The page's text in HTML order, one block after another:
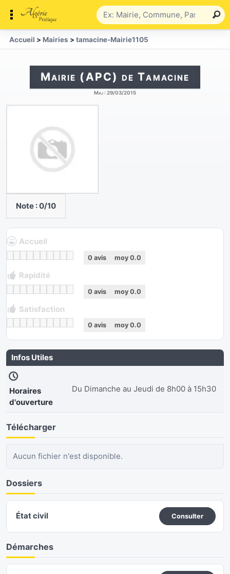
Accueil > Mairies > tamacine-Mairie1105
Mairie (APC) de Tamacine
Maj : 29/03/2015
Note :0/10
Accueil
0 avis moy 0.0
Rapidité
0 avis moy 0.0
Satisfaction
0 avis moy 0.0
Infos Utiles
Horaires
d'ouverture
Du Dimanche au Jeudi de 8h00 à 15h30
Télécharger
Aucun fichier n'est disponible.
Dossiers
État civil Consulter
Démarches